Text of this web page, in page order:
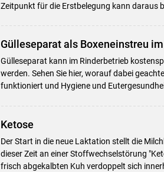
Zeitpunkt für die Erstbelegung kann daraus
Gülleseparat als Boxeneinstreu
Gülleseparat kann im Rinderbetrieb
werden. Sehen Sie hier, worauf dabei
funktioniert und Hygiene und
Ketose
Der Start in die neue Laktation stellt die
dieser Zeit an einer Stoffwechselstörung
frisch abgekalbten Kuh verdoppelt sich